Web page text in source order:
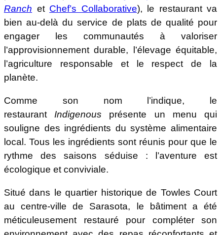
Ranch et Chef’s Collaborative), le restaurant va
bien au-delà du service de plats de qualité pour
engager les communautés à valoriser
l’approvisionnement durable, l’élevage équitable,
l’agriculture responsable et le respect de la
planète.
Comme son nom l’indique, le
restaurant
Indigenous
présente un menu qui
souligne des ingrédients du système alimentaire
local. Tous les ingrédients sont réunis pour que le
rythme des saisons séduise : l’aventure est
écologique et conviviale.
Situé dans le quartier historique de Towles Court
au centre-ville de Sarasota, le bâtiment a été
méticuleusement restauré pour compléter son